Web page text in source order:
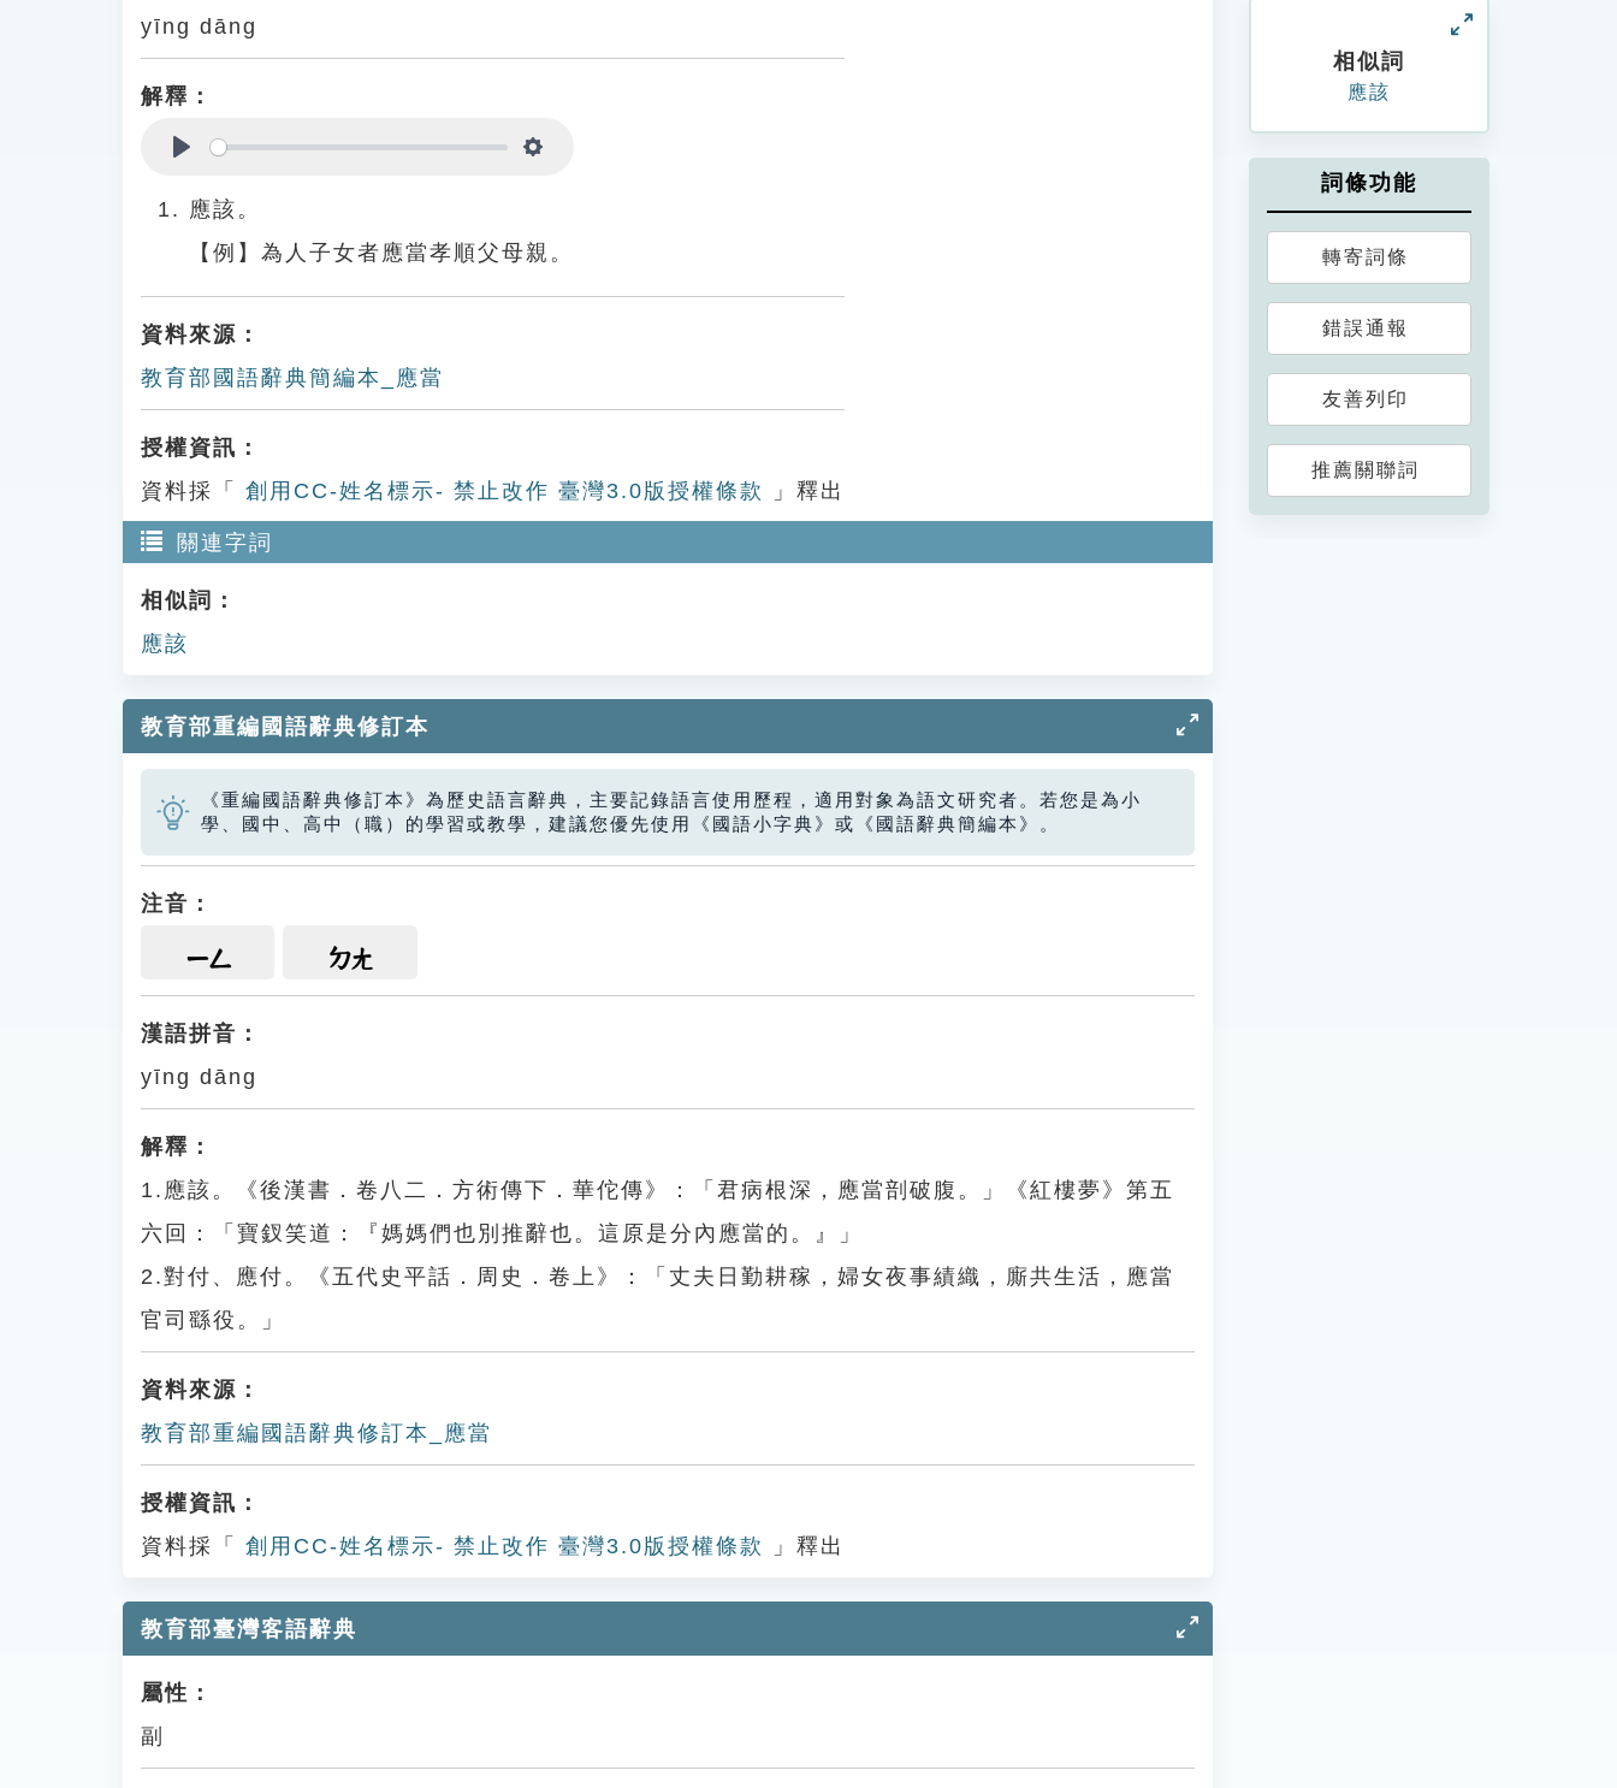
yīng dāng
解釋：
應該。
【例】為人子女者應當孝順父母親。
資料來源：
教育部國語辭典簡編本_應當
授權資訊：
資料採「
創用CC-姓名標示- 禁止改作 臺灣3.0版授權條款 」釋出
關連字詞
相似詞：
應該
教育部重編國語辭典修訂本
《重編國語辭典修訂本》為歷史語言辭典，主要記錄語言使用歷程，適用對象為語文研究者。若您是為小
學、國中、高中（職）的學習或教學，建議您優先使用《國語小字典》或《國語辭典簡編本》。
注音：
ㄧㄥ ㄉㄤ
漢語拼音：
yīng dāng
解釋：
1.應該。《後漢書．卷八二．方術傳下．華佗傳》：「君病根深，應當剖破腹。」《紅樓夢》第五
六回：「寶釵笑道：『媽媽們也別推辭也。這原是分內應當的。』」
2.對付、應付。《五代史平話．周史．卷上》：「丈夫日勤耕稼，婦女夜事績織，廝共生活，應當
官司繇役。」
資料來源：
教育部重編國語辭典修訂本_應當
授權資訊：
資料採「
創用CC-姓名標示- 禁止改作 臺灣3.0版授權條款 」釋出
教育部臺灣客語辭典
屬性：
副
相似詞
應該
詞條功能
轉寄詞條
錯誤通報
友善列印
推薦關聯詞